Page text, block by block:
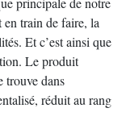
en train de faire, la
Et c’est ainsi que
Le produit
trouve dans
réduit au rang